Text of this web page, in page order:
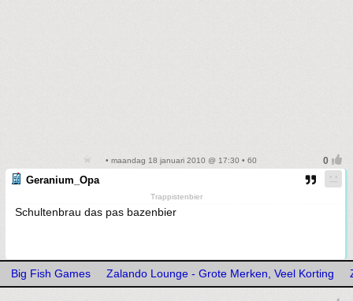
• maandag 18 januari 2010 @ 17:30 • 60
Geranium_Opa
Trappistenbier
Schultenbrau das pas bazenbier
Big Fish Games Zalando Lounge - Grote Merken, Veel Korting